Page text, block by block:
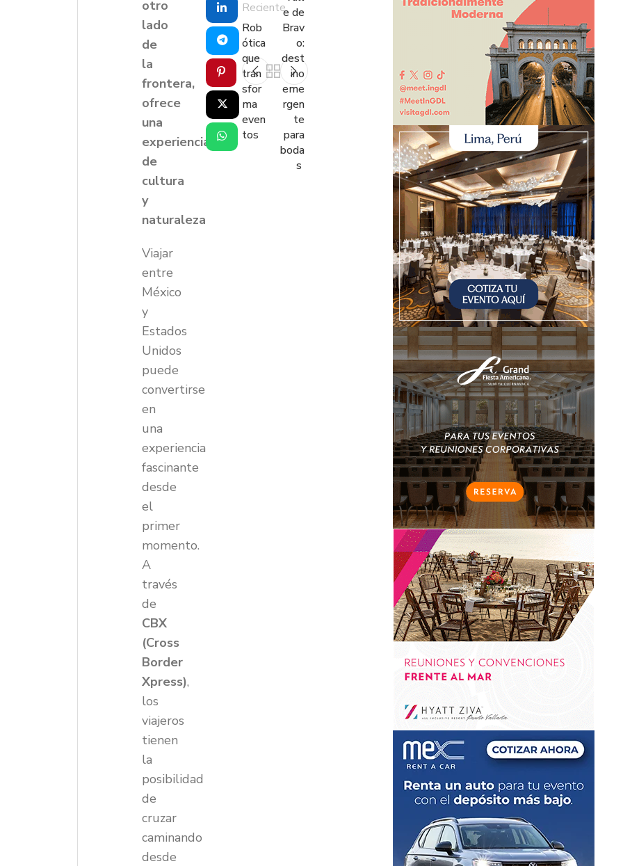
otro
lado
de
la
frontera,
ofrece
una
experiencia
de
cultura
y
naturaleza
Viajar
entre
México
y
Estados
Unidos
puede
convertirse
en
una
experiencia
fascinante
desde
el
primer
momento.
A
través
de
CBX
(Cross
Border
Xpress),
los
viajeros
tienen
la
posibilidad
de
cruzar
caminando
desde
Reciente
Rob
ótica
que
tran
sfor
ma
even
tos
e de
Brav
o:
dest
ino
eme
rgen
te
para
boda
s